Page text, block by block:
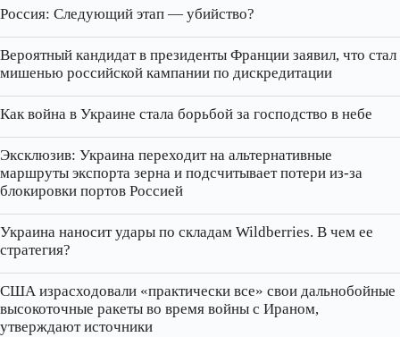
Россия: Следующий этап — убийство?
Вероятный кандидат в президенты Франции заявил, что стал
мишенью российской кампании по дискредитации
Как война в Украине стала борьбой за господство в небе
Эксклюзив: Украина переходит на альтернативные
маршруты экспорта зерна и подсчитывает потери из‑за
блокировки портов Россией
Украина наносит удары по складам Wildberries. В чем ее
стратегия?
США израсходовали «практически все» свои дальнобойные
высокоточные ракеты во время войны с Ираном,
утверждают источники